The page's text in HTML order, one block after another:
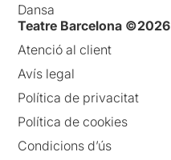
Dansa
Teatre Barcelona ©2026
Atenció al client
Avís legal
Política de privacitat
Política de cookies
Condicions d’ús